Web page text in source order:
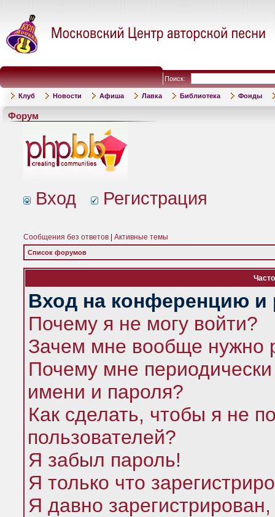
Поиск:
Клуб Новости Афиша Лавка Библиотека Фонды
Форум
Вход Регистрация
Сообщения без ответов Активные темы
Список форумов
Вход на конференцию и
Почему я не могу войти?
Зачем мне вообще нужно
Почему мне
имени и пароля?
Как сделать, чтобы я не
пользователей?
Я забыл пароль!
Я только что
Я давно